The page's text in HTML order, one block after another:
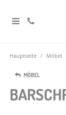
Hauptseite Möbel
MÖBEL